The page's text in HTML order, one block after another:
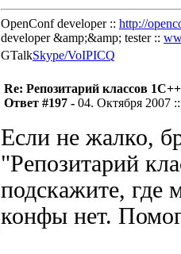
OpenConf developer :: http://
developer &amp;&amp; tester ::
GTalkSkype/VoIPICQ
Re: Репозитарий классов
Ответ #197 - 04. Октября 2007
Если не жалко,
"Репозитарий
подскажите, где
конфы нет.